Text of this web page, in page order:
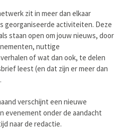
zit in meer dan elkaar
georganiseerde activiteiten. Deze
staan open om jouw nieuws, door
nuttige
of wat dan ook, te delen
leest (en dat zijn er meer dan
verschijnt een nieuwe
evenement onder de aandacht
naar de redactie.